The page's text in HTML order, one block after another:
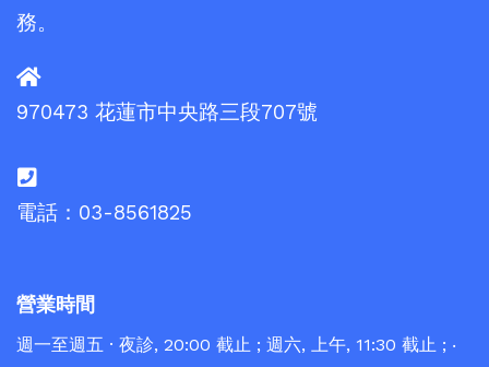
務。
970473 花蓮市中央路三段707號
電話：03-8561825
營業時間
週一至週五 · 夜診, 20:00 截止 ; 週六, 上午, 11:30 截止 ; ‧